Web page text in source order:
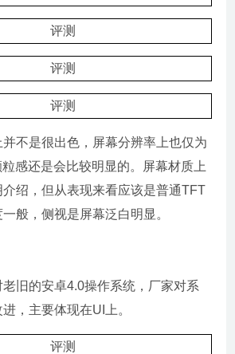
是很出色，屏幕分辨率上也仅为
感还是会比较明显的。屏幕材质上
绍，但从表现来看应该是普通TFT
般，侧视是屏幕泛白明显。
的安卓4.0操作系统，厂家对系
，主要体现在UI上。